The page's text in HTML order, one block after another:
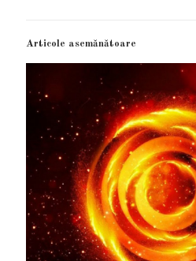
Articole asemănătoare